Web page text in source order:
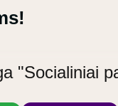
"Socialiniai